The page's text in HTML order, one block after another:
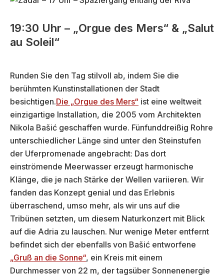
19:30 Uhr – „Orgue des Mers“ & „Salut
au Soleil“
Runden Sie den Tag stilvoll ab, indem Sie die
berühmten Kunstinstallationen der Stadt
besichtigen.Die „Orgue des Mers“ ist eine weltweit
einzigartige Installation, die 2005 vom Architekten
Nikola Bašić geschaffen wurde. Fünfunddreißig Rohre
unterschiedlicher Länge sind unter den Steinstufen
der Uferpromenade angebracht: Das dort
einströmende Meerwasser erzeugt harmonische
Klänge, die je nach Stärke der Wellen variieren. Wir
fanden das Konzept genial und das Erlebnis
überraschend, umso mehr, als wir uns auf die
Tribünen setzten, um diesem Naturkonzert mit Blick
auf die Adria zu lauschen. Nur wenige Meter entfernt
befindet sich der ebenfalls von Bašić entworfene
„Gruß an die Sonne“, ein Kreis mit einem
Durchmesser von 22 m, der tagsüber Sonnenenergie